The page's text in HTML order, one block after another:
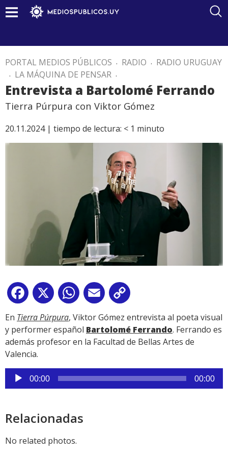
PORTAL MEDIOS PÚBLICOS . RADIO . RADIO URUGUAY
. LA MÁQUINA DE PENSAR .
Entrevista a Bartolomé Ferrando
Tierra Púrpura con Viktor Gómez
20.11.2024 | tiempo de lectura: < 1 minuto
Facebook
X WhatsApp
Email
Link
En Tierra Púrpura, Viktor Gómez entrevista al poeta visual
y performer español Bartolomé Ferrando. Ferrando es
además profesor en la Facultad de Bellas Artes de
Valencia.
Reproductor
de
00:00 00:00
Relacionadas
No related photos.